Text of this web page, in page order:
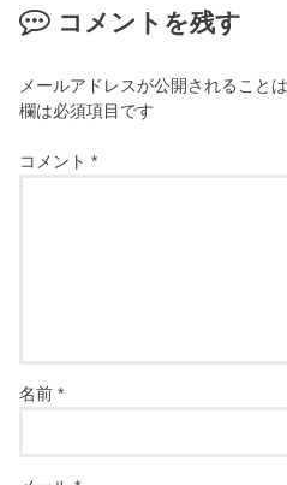
コメントを残す
メールアドレスが公開されること
欄は必須項目です
コメント*
名前*